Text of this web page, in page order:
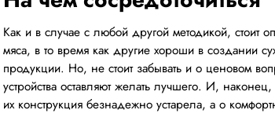
Как и в случае с любой другой методикой, стоит
мяса, в то время как другие хороши в создании
продукции. Но, не стоит забывать и о ценовом
устройства оставляют желать лучшего. И,
их конструкция безнадежно устарела, а о